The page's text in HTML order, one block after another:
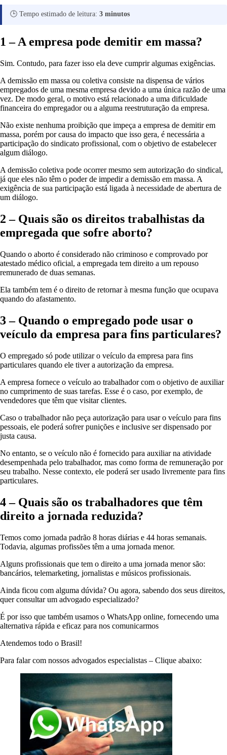
🕒 Tempo estimado de leitura: 3 minutos
1 – A empresa pode demitir em massa?
Sim. Contudo, para fazer isso ela deve cumprir algumas exigências.
A demissão em massa ou coletiva consiste na dispensa de vários
empregados de uma mesma empresa devido a uma única razão de uma
vez. De modo geral, o motivo está relacionado a uma dificuldade
financeira do empregador ou a alguma reestruturação da empresa.
Não existe nenhuma proibição que impeça a empresa de demitir em
massa, porém por causa do impacto que isso gera, é necessária a
participação do sindicato profissional, com o objetivo de estabelecer
algum diálogo.
A demissão coletiva pode ocorrer mesmo sem autorização do sindical,
já que eles não têm o poder de impedir a demissão em massa. A
exigência de sua participação está ligada à necessidade de abertura de
um diálogo.
2 – Quais são os direitos trabalhistas da
empregada que sofre aborto?
Quando o aborto é considerado não criminoso e comprovado por
atestado médico oficial, a empregada tem direito a um repouso
remunerado de duas semanas.
Ela também tem é o direito de retornar à mesma função que ocupava
quando do afastamento.
3 – Quando o empregado pode usar o
veículo da empresa para fins particulares?
O empregado só pode utilizar o veículo da empresa para fins
particulares quando ele tiver a autorização da empresa.
A empresa fornece o veículo ao trabalhador com o objetivo de auxiliar
no cumprimento de suas tarefas. Esse é o caso, por exemplo, de
vendedores que têm que visitar clientes.
Caso o trabalhador não peça autorização para usar o veículo para fins
pessoais, ele poderá sofrer punições e inclusive ser dispensado por
justa causa.
No entanto, se o veículo não é fornecido para auxiliar na atividade
desempenhada pelo trabalhador, mas como forma de remuneração por
seu trabalho. Nesse contexto, ele poderá ser usado livremente para fins
particulares.
4 – Quais são os trabalhadores que têm
direito a jornada reduzida?
Temos como jornada padrão 8 horas diárias e 44 horas semanais.
Todavia, algumas profissões têm a uma jornada menor.
Alguns profissionais que tem o direito a uma jornada menor são:
bancários, telemarketing, jornalistas e músicos profissionais.
Ainda ficou com alguma dúvida? Ou agora, sabendo dos seus direitos,
quer consultar um advogado especializado?
É por isso que também usamos o WhatsApp online, fornecendo uma
alternativa rápida e eficaz para nos comunicarmos
Atendemos todo o Brasil!
Para falar com nossos advogados especialistas – Clique abaixo: